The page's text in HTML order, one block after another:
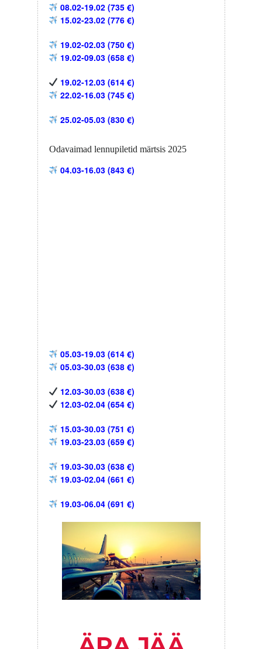
08.02-19.02 (735 €)
15.02-23.02 (776 €)
19.02-02.03 (750 €)
19.02-09.03 (658 €)
19.02-12.03 (614 €)
22.02-16.03 (745 €)
25.02-05.03 (830 €)
Odavaimad lennupiletid märtsis 2025
04.03-16.03 (843 €)
05.03-19.03 (614 €)
05.03-30.03 (638 €)
12.03-30.03 (638 €)
12.03-02.04 (654 €)
15.03-30.03 (751 €)
19.03-23.03 (659 €)
19.03-30.03 (638 €)
19.03-02.04 (661 €)
19.03-06.04 (691 €)